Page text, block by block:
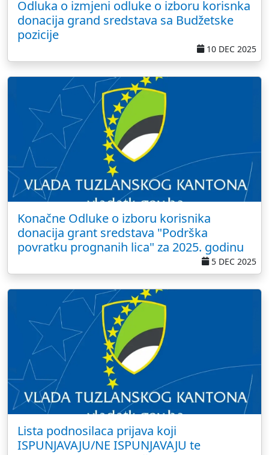
Odluka o izmjeni odluke o izboru korisnka
donacija grand sredstava sa Budžetske
pozicije
10 DEC 2025
Konačne Odluke o izboru korisnika
donacija grant sredstava "Podrška
povratku prognanih lica" za 2025. godinu
5 DEC 2025
Lista podnosilaca prijava koji
ISPUNJAVAJU/NE ISPUNJAVAJU te